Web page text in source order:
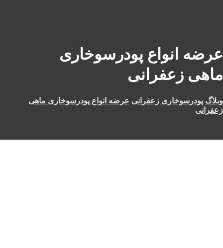
عرضه انواع پودرسوخاری
ماهی زعفرانی
وبلاگ پودرسوخاری زعفرانی عرضه انواع پودرسوخاری ماهی
زعفرانی